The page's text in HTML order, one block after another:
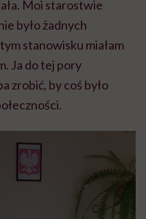
Moi starostwie
było żadnych
stanowisku miałam
Ja do tej pory
zrobić, by coś było